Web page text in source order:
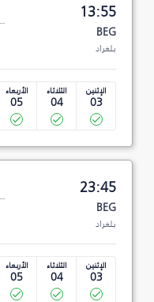
13:55
BEG
بلغراد
الإثنين
03
الثلاثاء
04
الأربعاء
05
23:45
BEG
بلغراد
الإثنين
03
الثلاثاء
04
الأربعاء
05